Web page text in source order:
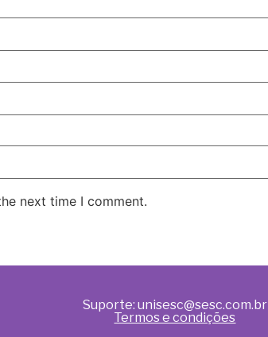
next time I comment.
Suporte: unisesc@sesc.com.br
Termos e condições